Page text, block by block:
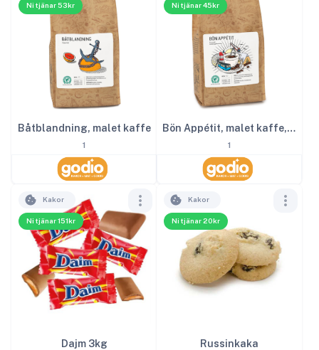
Ni tjänar 53kr
Båtblandning, malet kaffe
1
Ni tjänar 45kr
Bön Appétit, malet kaffe, lätt mörkrost
1
Ni tjänar 151kr
Kakor
Dajm 3kg
Ni tjänar 20kr
Kakor
Russinkaka